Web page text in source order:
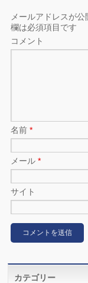
メールアドレスが公
欄は必須項目です
コメント
名前*
メール*
サイト
カテゴリー